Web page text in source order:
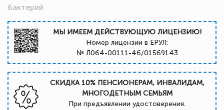
бактерий
МЫ ИМЕЕМ ДЕЙСТВУЮЩУЮ ЛИЦЕНЗИЮ!
Номер лицензии в ЕРУЛ:
№ Л064-00111-46/01569143
СКИДКА 10% ПЕНСИОНЕРАМ, ИНВАЛИДАМ,
МНОГОДЕТНЫМ СЕМЬЯМ
При предъявлении удостоверения.